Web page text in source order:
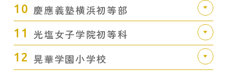
10 慶應義塾横浜初等部
11 光塩女子学院初等科
12 晃華学園小学校